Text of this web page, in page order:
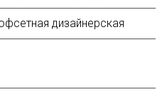
дизайнерская